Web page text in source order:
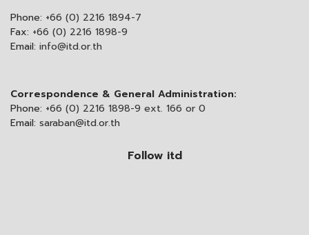
Phone: +66 (0) 2216 1894-7
Fax: +66 (0) 2216 1898-9
Email: info@itd.or.th
Correspondence & General Administration:
Phone: +66 (0) 2216 1898-9 ext. 166 or 0
Email: saraban@itd.or.th
Follow itd